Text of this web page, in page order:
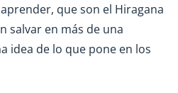
que son el Hiragana
salvar en más de una
idea de lo que pone en los